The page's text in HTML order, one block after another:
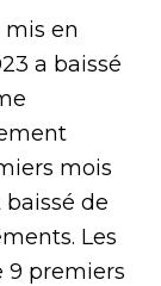
en
a baissé
mois
de
Les
9 premiers